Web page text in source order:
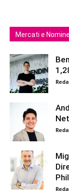
Mercati e Nomine